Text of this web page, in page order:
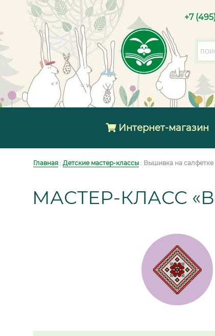
+7
Интернет-магазин
Главная : Детские мастер-классы : Вышивка на
МАСТЕР-КЛАСС